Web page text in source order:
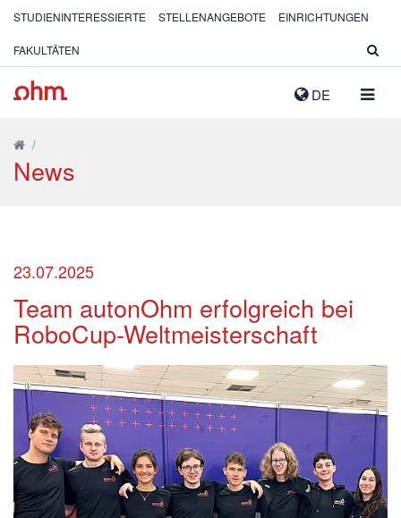
DE
STUDIENINTERESSIERTE STELLENANGEBOTE EINRICHTUNGEN
FAKULTÄTEN
/
News
23.07.2025
Team autonOhm erfolgreich bei
RoboCup-Weltmeisterschaft